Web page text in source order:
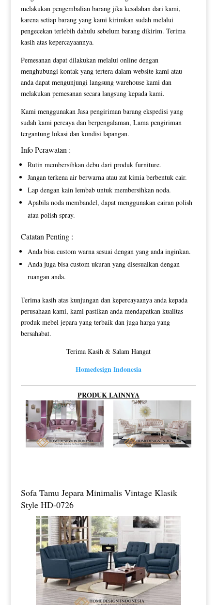
melakukan pengembalian barang jika kesalahan dari kami,
karena setiap barang yang kami kirimkan sudah melalui
pengecekan terlebih dahulu sebelum barang dikirim. Terima
kasih atas kepercayaannya.
Pemesanan dapat dilakukan melalui online dengan
menghubungi kontak yang tertera dalam website kami atau
anda dapat mengunjungi langsung warehouse kami dan
melakukan pemesanan secara langsung kepada kami.
Kami menggunakan Jasa pengiriman barang ekspedisi yang
sudah kami percaya dan berpengalaman, Lama pengiriman
tergantung lokasi dan kondisi lapangan.
Info Perawatan :
Rutin membersihkan debu dari produk furniture.
Jangan terkena air berwarna atau zat kimia berbentuk cair.
Lap dengan kain lembab untuk membersihkan noda.
Apabila noda membandel, dapat menggunakan cairan polish
atau polish spray.
Catatan Penting :
Anda bisa custom warna sesuai dengan yang anda inginkan.
Anda juga bisa custom ukuran yang disesuaikan dengan
ruangan anda.
Terima kasih atas kunjungan dan kepercayaanya anda kepada
perusahaan kami, kami pastikan anda mendapatkan kualitas
produk mebel jepara yang terbaik dan juga harga yang
bersahabat.
Terima Kasih & Salam Hangat
Homedesign Indonesia
PRODUK LAINNYA
Sofa Tamu Jepara Minimalis Vintage Klasik
Style HD-0726